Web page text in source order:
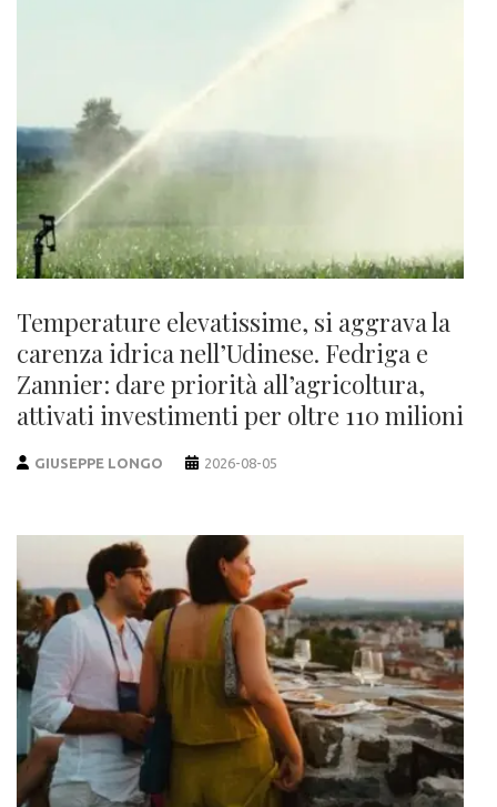
Temperature elevatissime, si aggrava la
carenza idrica nell’Udinese. Fedriga e
Zannier: dare priorità all’agricoltura,
attivati investimenti per oltre 110 milioni
GIUSEPPE LONGO 2026-08-05